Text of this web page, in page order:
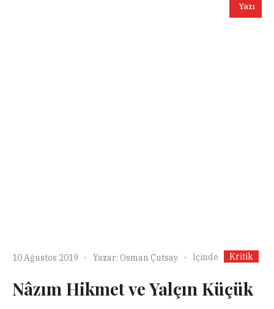
Yazı
10 Ağustos 2019 Yazar: Osman Çutsay İçinde Kritik
Nâzım Hikmet ve Yalçın Küçük